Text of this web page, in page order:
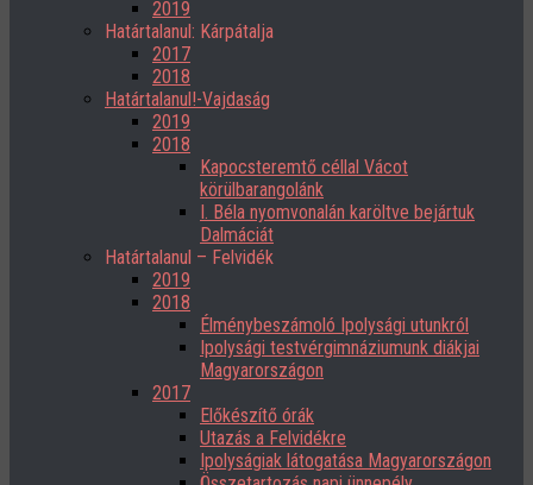
2019
Határtalanul: Kárpátalja
2017
2018
Határtalanul!-Vajdaság
2019
2018
Kapocsteremtő céllal Vácot
körülbarangolánk
I. Béla nyomvonalán karöltve bejártuk
Dalmáciát
Határtalanul – Felvidék
2019
2018
Élménybeszámoló Ipolysági utunkról
Ipolysági testvérgimnáziumunk diákjai
Magyarországon
2017
Előkészítő órák
Utazás a Felvidékre
Ipolyságiak látogatása Magyarországon